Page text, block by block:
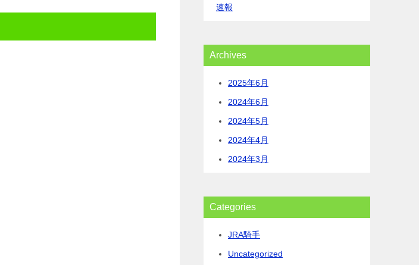
速報
Archives
2025年6月
2024年6月
2024年5月
2024年4月
2024年3月
Categories
JRA騎手
Uncategorized